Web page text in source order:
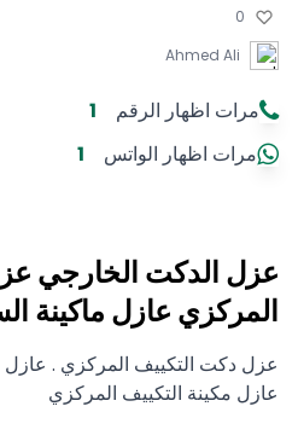
0
Ahmed Ali
مرات اظهار الرقم
1
مرات اظهار الواتس
1
عزل الدكت الخارجي
المركزي عازل ماكينة السنترال
عزل دكت التكييف المركزي . عازل
عازل مكينة التكييف المركزي